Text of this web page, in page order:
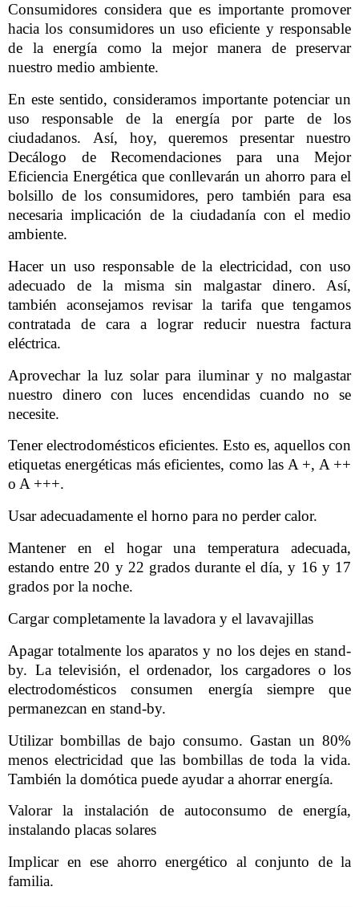
Consumidores considera que es importante promover
hacia los consumidores un uso eficiente y responsable
de la energía como la mejor manera de preservar
nuestro medio ambiente.
En este sentido, consideramos importante potenciar un
uso responsable de la energía por parte de los
ciudadanos. Así, hoy, queremos presentar nuestro
Decálogo de Recomendaciones para una Mejor
Eficiencia Energética que conllevarán un ahorro para el
bolsillo de los consumidores, pero también para esa
necesaria implicación de la ciudadanía con el medio
ambiente.
Hacer un uso responsable de la electricidad, con uso
adecuado de la misma sin malgastar dinero. Así,
también aconsejamos revisar la tarifa que tengamos
contratada de cara a lograr reducir nuestra factura
eléctrica.
Aprovechar la luz solar para iluminar y no malgastar
nuestro dinero con luces encendidas cuando no se
necesite.
Tener electrodomésticos eficientes. Esto es, aquellos con
etiquetas energéticas más eficientes, como las A +, A ++
o A +++.
Usar adecuadamente el horno para no perder calor.
Mantener en el hogar una temperatura adecuada,
estando entre 20 y 22 grados durante el día, y 16 y 17
grados por la noche.
Cargar completamente la lavadora y el lavavajillas
Apagar totalmente los aparatos y no los dejes en stand-
by. La televisión, el ordenador, los cargadores o los
electrodomésticos consumen energía siempre que
permanezcan en stand-by.
Utilizar bombillas de bajo consumo. Gastan un 80%
menos electricidad que las bombillas de toda la vida.
También la domótica puede ayudar a ahorrar energía.
Valorar la instalación de autoconsumo de energía,
instalando placas solares
Implicar en ese ahorro energético al conjunto de la
familia.